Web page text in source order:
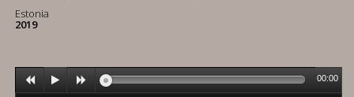
Estonia
2019
00:00